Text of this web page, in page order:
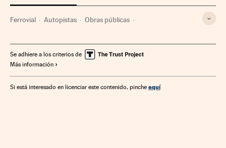
Ferrovial Autopistas Obras públicas
Transporte
Se adhiere a los criterios de
Más información
Si está interesado en licenciar este contenido, pinche aquí